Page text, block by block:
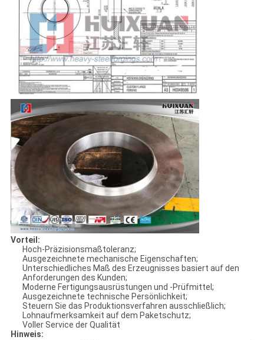
Vorteil:
Hoch-Präzisionsmaßtoleranz;
Ausgezeichnete mechanische Eigenschaften;
Unterschiedliches Maß des Erzeugnisses basiert auf den
Anforderungen des Kunden;
Moderne Fertigungsausrüstungen und -Prüfmittel;
Ausgezeichnete technische Persönlichkeit;
Steuern Sie das Produktionsverfahren ausschließlich;
Lohnaufmerksamkeit auf dem Paketschutz;
Voller Service der Qualität
Hinweis: